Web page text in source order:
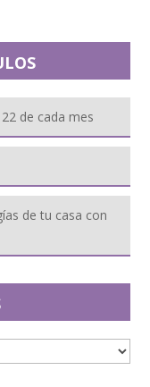
de cada mes
de tu casa con